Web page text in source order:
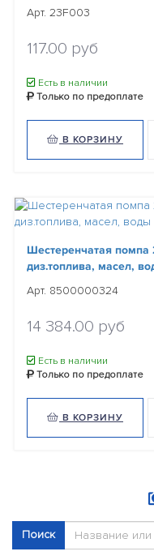
Арт. 23F003
117.00 руб
Есть в наличии
Только по предоплате
В КОРЗИНУ
Шестеренчатая помпа
диз.топлива, масел,
Арт. 8500000324
14 384.00 руб
Есть в наличии
Только по предоплате
В КОРЗИНУ
Поиск